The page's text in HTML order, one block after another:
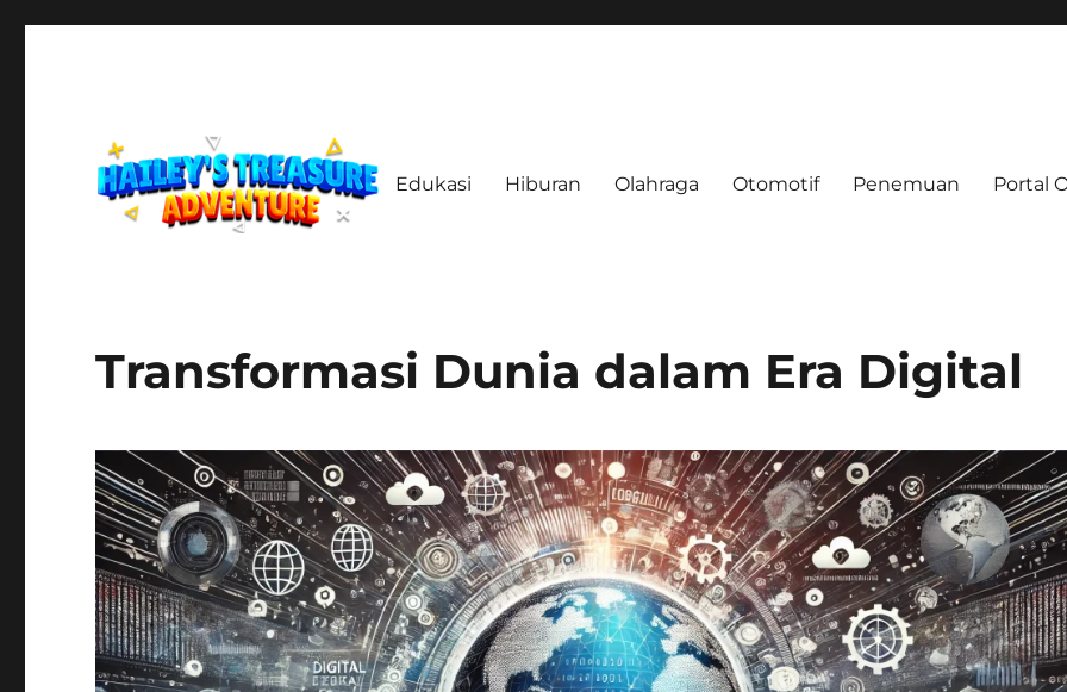
Edukasi Hiburan Olahraga Otomotif Penemuan Portal
Transformasi Dunia dalam Era Digital